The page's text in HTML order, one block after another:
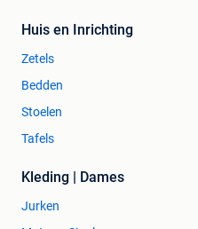
Huis en Inrichting
Zetels
Bedden
Stoelen
Tafels
Kleding | Dames
Jurken